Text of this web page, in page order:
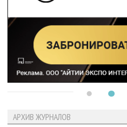
АРХИВ ЖУРНАЛОВ